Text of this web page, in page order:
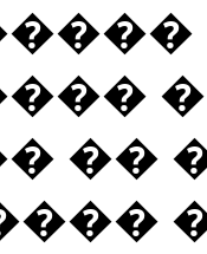
��
�